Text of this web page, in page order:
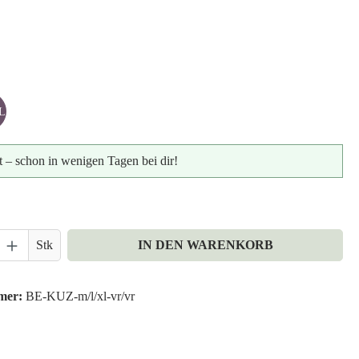
ROSE
– schon in wenigen Tagen bei dir!
Gib den gewünschten Wert ein oder
Stk IN DEN WARENKORB
BE-KUZ-m/l/xl-vr/vr